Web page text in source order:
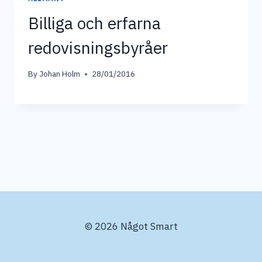
Billiga och erfarna
redovisningsbyråer
ByJohan Holm 28/01/2016
© 2026 Något Smart